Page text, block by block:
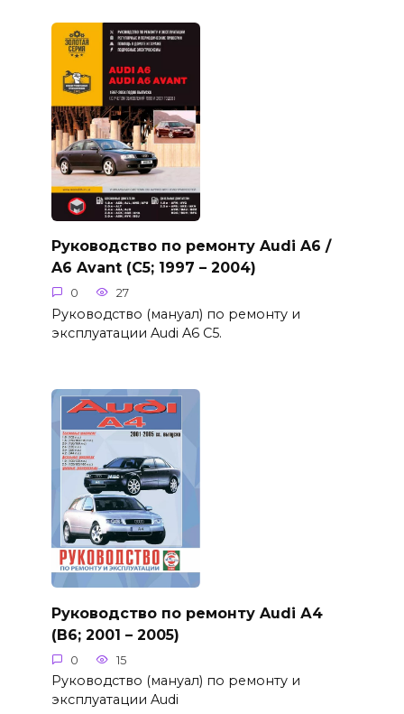
Руководство по ремонту Audi A6 /
A6 Avant (C5; 1997 – 2004)
0 27
Руководство (мануал) по ремонту и
эксплуатации Audi A6 C5.
Руководство по ремонту Audi А4
(B6; 2001 – 2005)
0 15
Руководство (мануал) по ремонту и
эксплуатации Audi